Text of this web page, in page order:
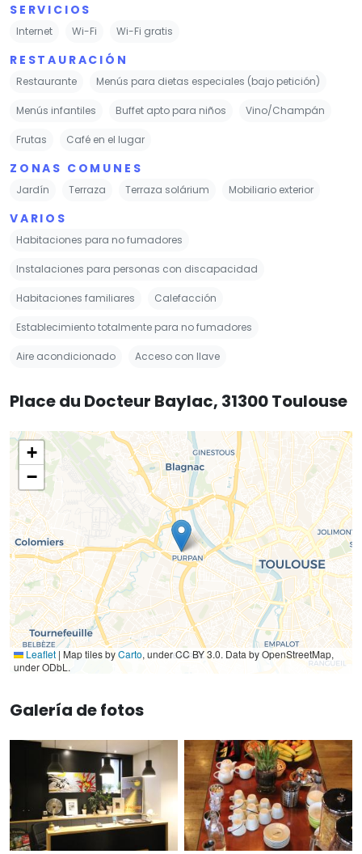
SERVICIOS
Internet Wi-Fi Wi-Fi gratis
RESTAURACIÓN
Restaurante Menús para dietas especiales (bajo petición)
Menús infantiles Buffet apto para niños Vino/Champán
Frutas Café en el lugar
ZONAS COMUNES
Jardín Terraza Terraza solárium Mobiliario exterior
VARIOS
Habitaciones para no fumadores
Instalaciones para personas con discapacidad
Habitaciones familiares Calefacción
Establecimiento totalmente para no fumadores
Aire acondicionado Acceso con llave
Place du Docteur Baylac, 31300 Toulouse
+
−
Leaflet | Map tiles byCarto, under CC BY 3.0. Data by OpenStreetMap,
under ODbL.
Galería de fotos